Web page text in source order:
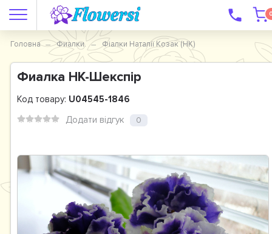
Головна Фиалки. Фіалки Наталії Козак (НК)
Фиалка НК-Шекспір
Код товару: U04545-1846
Додати відгук
0